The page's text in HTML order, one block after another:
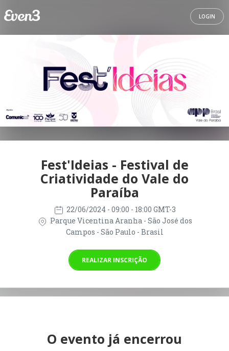
LOGIN
Fest'Ideias - Festival de
Criatividade do Vale do
Paraíba
22/06/2024 - 09:00 - 18:00 GMT-3
Parque Vicentina Aranha - São José dos
Campos - São Paulo - Brasil
REALIZAR INSCRIÇÃO
O evento já encerrou